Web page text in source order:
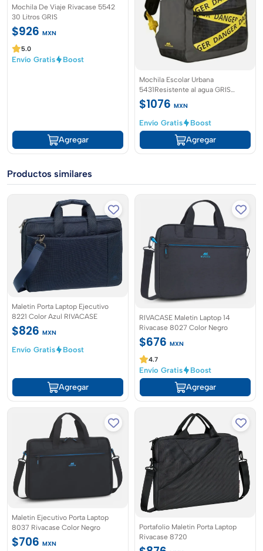
Mochila De Viaje Rivacase 5542
30 Litros GRIS
$926 MXN
5.0
Envío Gratis Boost
Agregar
Mochila Escolar Urbana
5431Resistente al agua GRIS
RIVACASE
$1076 MXN
Envío Gratis
Boost
Agregar
Productos similares
Maletin Porta Laptop Ejecutivo
8221 Color Azul RIVACASE
$826 MXN
Envío Gratis
Boost
Agregar
RIVACASE Maletin Laptop 14
Rivacase 8027 Color Negro
$676 MXN
4.7
Envío Gratis Boost
Agregar
Maletin Ejecutivo Porta Laptop
8037 Rivacase Color Negro
$706 MXN
Portafolio Maletin Porta Laptop
Rivacase 8720